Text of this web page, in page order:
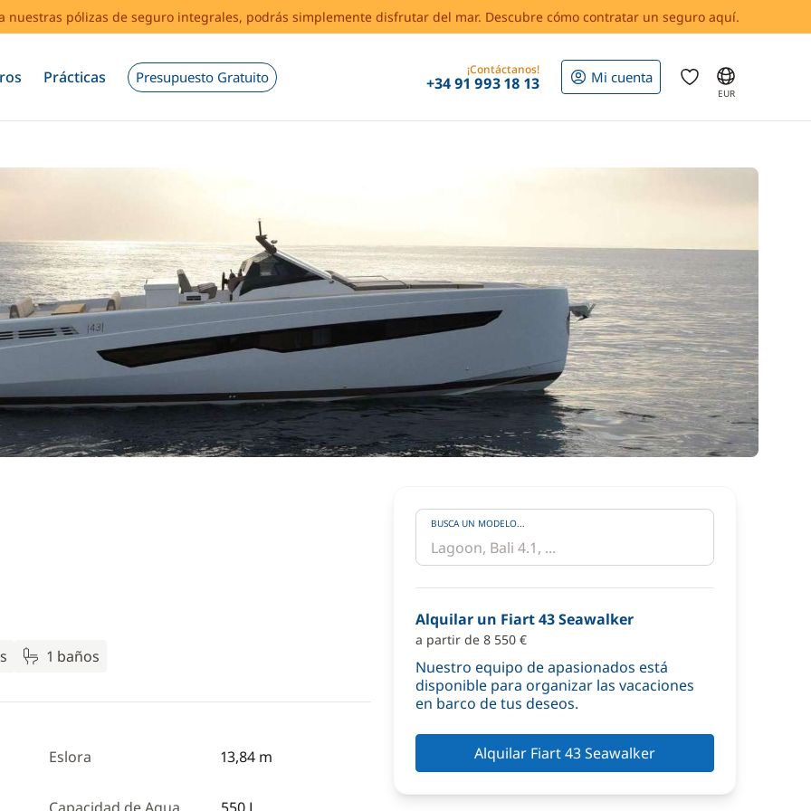
nuestras pólizas de seguro integrales, podrás simplemente disfrutar del mar. Descubre cómo contratar un seguro aquí.
Prácticas Presupuesto Gratuito ¡Contáctanos!
+34 91 993 18 13 Mi cuenta
EUR
1 baños
Eslora 13,84 m
BUSCA UN MODELO...
Alquilar un Fiart 43 Seawalker
a partir de 8 550 €
Nuestro equipo de apasionados está
disponible para organizar las vacaciones
en barco de tus deseos.
Alquilar Fiart 43 Seawalker